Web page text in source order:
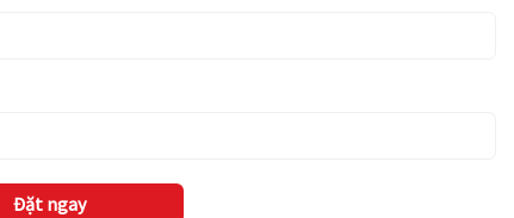
Đặt ngay